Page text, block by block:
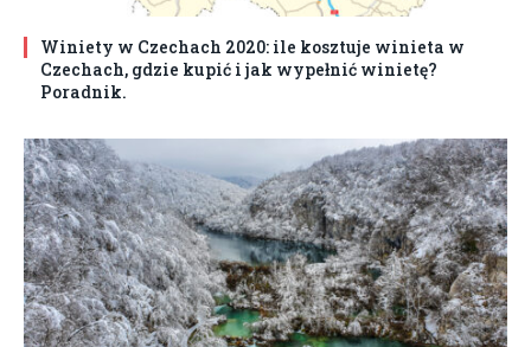
Winiety w Czechach 2020: ile kosztuje winieta w
Czechach, gdzie kupić i jak wypełnić winietę?
Poradnik.